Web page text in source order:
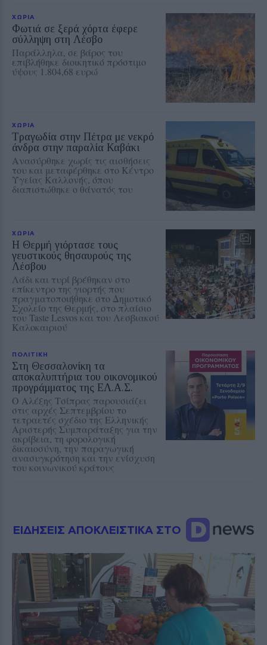
ΧΩΡΙΑ
Φωτιά σε ξερά χόρτα έφερε
σύλληψη στη Λέσβο
Παράλληλα, σε βάρος του
επιβλήθηκε διοικητικό πρόστιμο
ύψους 1.804,68 ευρώ
ΧΩΡΙΑ
Τραγωδία στην Πέτρα με νεκρό
άνδρα στην παραλία Καβάκι
Ανασύρθηκε χωρίς τις αισθήσεις
του και μεταφέρθηκε στο Κέντρο
Υγείας Καλλονής, όπου
διαπιστώθηκε ο θάνατός του
ΧΩΡΙΑ
Η Θερμή γιόρτασε τους
γευστικούς θησαυρούς της
Λέσβου
Λάδι και τυρί βρέθηκαν στο
επίκεντρο της γιορτής που
πραγματοποιήθηκε στο Δημοτικό
Σχολείο της Θερμής, στο πλαίσιο
του Taste Lesvos και του Λεσβιακού
Καλοκαιριού
ΠΟΛΙΤΙΚΗ
Στη Θεσσαλονίκη τα
αποκαλυπτήρια του οικονομικού
προγράμματος της ΕΛ.Α.Σ.
Ο Αλέξης Τσίπρας παρουσιάζει
στις αρχές Σεπτεμβρίου το
τετραετές σχέδιο της Ελληνικής
Αριστερής Συμπαράταξης για την
ακρίβεια, τη φορολογική
δικαιοσύνη, την παραγωγική
ανασυγκρότηση και την ενίσχυση
του κοινωνικού κράτους
ΕΙΔΗΣΕΙΣ ΑΠΟΚΛΕΙΣΤΙΚΑ ΣΤΟ